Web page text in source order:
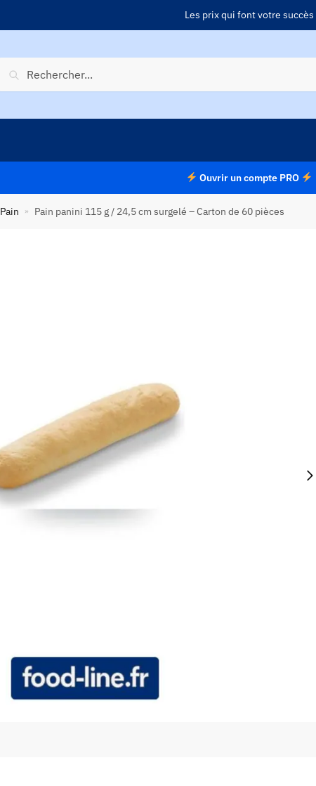
Les prix qui font votre succès
pour :
Recherche
Ouvrir un compte PRO
Pain » Pain panini 115 g / 24,5 cm surgelé – Carton de 60 pièces